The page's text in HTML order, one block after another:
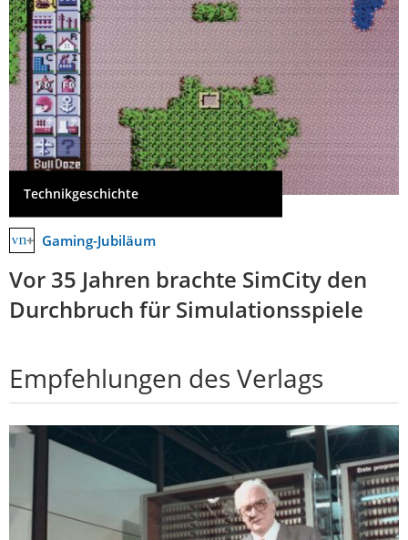
Technikgeschichte
Gaming-Jubiläum
Vor 35 Jahren brachte SimCity den
Durchbruch für Simulationsspiele
Empfehlungen des Verlags